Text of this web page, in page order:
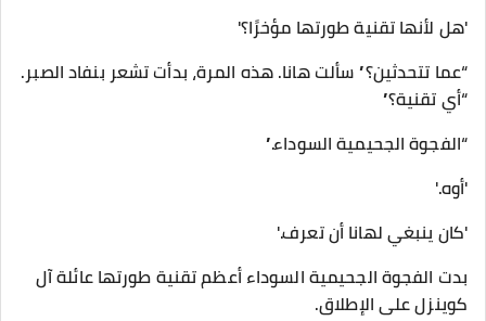
'هل لأنها تقنية طورتها مؤخرًا؟'
“عما تتحدثين؟” سألت هانا. هذه المرة، بدأت تشعر بنفاد الصبر.
“أي تقنية؟”
“الفجوة الجحيمية السوداء.”
'أوه.'
'كان ينبغي لهانا أن تعرف.'
بدت الفجوة الجحيمية السوداء أعظم تقنية طورتها عائلة آل
كوينزل على الإطلاق.